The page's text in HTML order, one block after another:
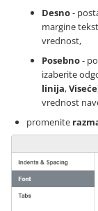
Desno-
margine
vrednost,
Posebno-
izaberite
linija,Viseće
vrednost
promenite